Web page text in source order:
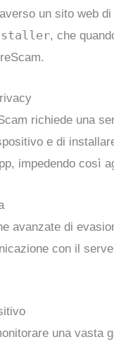
un sito web
, che
richiede una
e di
impedendo
avanzate di
con il
una vasta